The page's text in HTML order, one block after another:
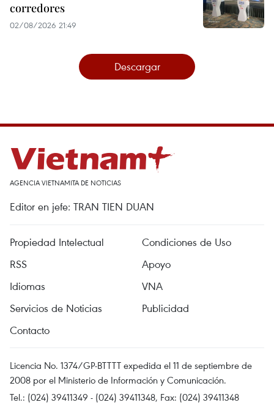
corredores
02/08/2026 21:49
Descargar
AGENCIA VIETNAMITA DE NOTICIAS
Editor en jefe: TRAN TIEN DUAN
Propiedad Intelectual
Condiciones de Uso
RSS
Apoyo
Idiomas
VNA
Servicios de Noticias
Publicidad
Contacto
Licencia No. 1374/GP-BTTTT expedida el 11 de septiembre de
2008 por el Ministerio de Información y Comunicación.
Tel.: (024) 39411349 - (024) 39411348, Fax: (024) 39411348